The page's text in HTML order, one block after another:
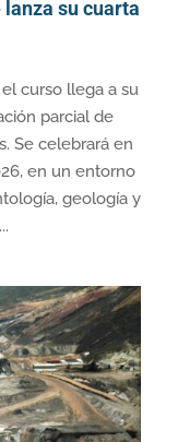
lanza su cuarta
curso llega a su
parcial de
Se celebrará en
en un entorno
geología y